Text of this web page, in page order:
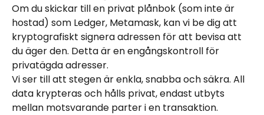
Om du skickar till en privat plånbok (som inte är
hostad) som Ledger, Metamask, kan vi be dig att
kryptografiskt signera adressen för att bevisa att
du äger den. Detta är en engångskontroll för
privatägda adresser.
Vi ser till att stegen är enkla, snabba och säkra. All
data krypteras och hålls privat, endast utbyts
mellan motsvarande parter i en transaktion.